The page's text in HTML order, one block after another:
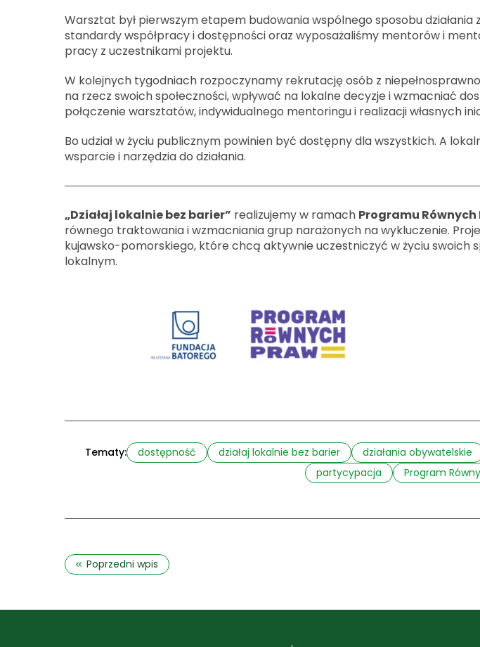
Warsztat był pierwszym etapem budowania wspólnego sposobu
standardy współpracy i dostępności oraz wyposażaliśmy mentorów i
pracy z uczestnikami projektu.
W kolejnych tygodniach rozpoczynamy rekrutację osób z
na rzecz swoich społeczności, wpływać na lokalne decyzje i wzmacniać
połączenie warsztatów, indywidualnego mentoringu i realizacji własnych
Bo udział w życiu publicznym powinien być dostępny dla wszystkich. A
wsparcie i narzędzia do działania.
„Działaj lokalnie bez barier” realizujemy w ramach Programu Równych
równego traktowania i wzmacniania grup narażonych na wykluczenie.
kujawsko-pomorskiego, które chcą aktywnie uczestniczyć w życiu swoich
lokalnym.
Tematy: dostępność działaj lokalnie bez barier działania obywatelskie
partycypacja
Program
« Poprzedni wpis